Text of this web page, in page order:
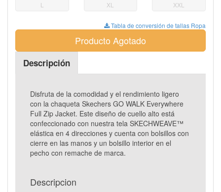
L XL XXL
Tabla de conversión de tallas Ropa
Producto Agotado
Descripción
Disfruta de la comodidad y el rendimiento ligero
con la chaqueta Skechers GO WALK Everywhere
Full Zip Jacket. Este diseño de cuello alto está
confeccionado con nuestra tela SKECHWEAVE™
elástica en 4 direcciones y cuenta con bolsillos con
cierre en las manos y un bolsillo interior en el
pecho con remache de marca.
Descripcion